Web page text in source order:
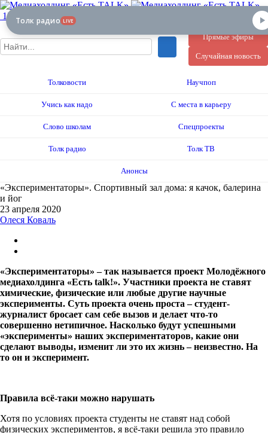
12+
Прямые эфиры
Случайная новость
Толковости Научпоп
Учись как надо С места в карьеру
Слово школам Спецпроекты
Толк радио Толк ТВ
Анонсы
«Экспериментаторы». Спортивный зал дома: я качок, балерина
и йог
23 апреля 2020
Олеся Коваль
«Экспериментаторы» – так называется проект Молодёжного
медиахолдинга «Есть talk!». Участники проекта не ставят
химические, физические или любые другие научные
эксперименты. Суть проекта очень проста – студент-
журналист бросает сам себе вызов и делает что-то
совершенно нетипичное. Насколько будут успешными
«эксперименты» наших экспериментаторов, какие они
сделают выводы, изменит ли это их жизнь – неизвестно. На
то он и эксперимент.
Правила всё-таки можно нарушать
Хотя по условиях проекта студенты не ставят над собой
физических экспериментов, я всё-таки решила это правило
Толк радио LIVE